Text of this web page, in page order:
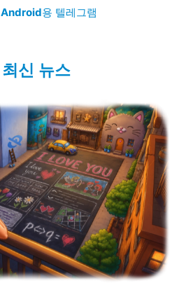
Android용 텔레그램
최신 뉴스